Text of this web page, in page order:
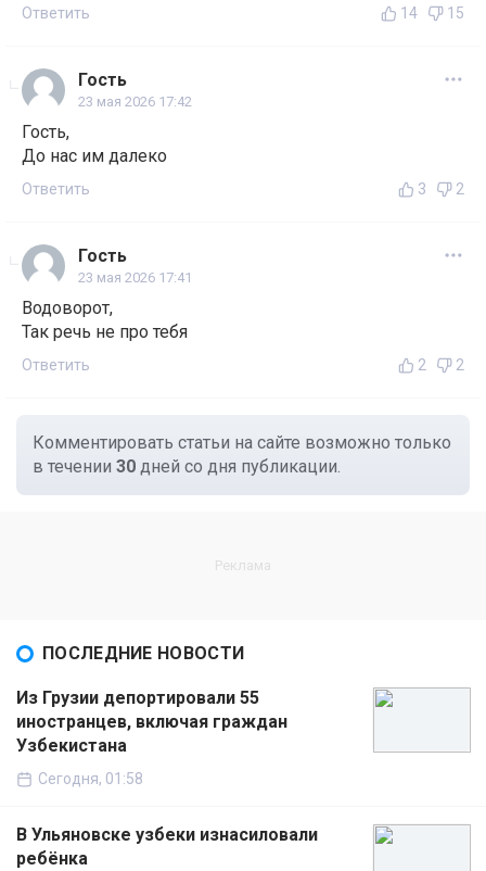
Ответить 14 15
Гость
23 мая 2026 17:42
Гость,
До нас им далеко
Ответить 3 2
Гость
23 мая 2026 17:41
Водоворот,
Так речь не про тебя
Ответить 2 2
Комментировать статьи на сайте возможно только
в течении 30 дней со дня публикации.
ПОСЛЕДНИЕ НОВОСТИ
Из Грузии депортировали 55
иностранцев, включая граждан
Узбекистана
Сегодня, 01:58
В Ульяновске узбеки изнасиловали
ребёнка